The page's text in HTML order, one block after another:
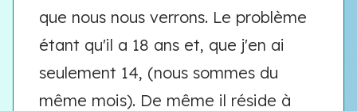
que nous nous verrons. Le problème
étant qu'il a 18 ans et, que j'en ai
seulement 14, (nous sommes du
même mois). De même il réside à